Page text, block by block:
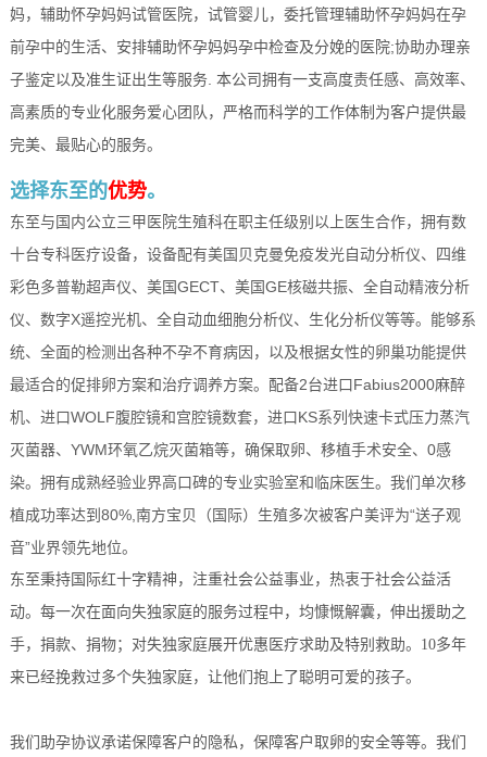
妈，辅助怀孕妈妈试管医院，试管婴儿，委托管理辅助怀孕妈妈在孕
前孕中的生活、安排辅助怀孕妈妈孕中检查及分娩的医院;协助办理亲
子鉴定以及准生证出生等服务. 本公司拥有一支高度责任感、高效率、
高素质的专业化服务爱心团队，严格而科学的工作体制为客户提供最
完美、最贴心的服务。
选择东至的优势。
东至与国内公立三甲医院生殖科在职主任级别以上医生合作，拥有数
十台专科医疗设备，设备配有美国贝克曼免疫发光自动分析仪、四维
彩色多普勒超声仪、美国GECT、美国GE核磁共振、全自动精液分析
仪、数字X遥控光机、全自动血细胞分析仪、生化分析仪等等。能够系
统、全面的检测出各种不孕不育病因，以及根据女性的卵巢功能提供
最适合的促排卵方案和治疗调养方案。配备2台进口Fabius2000麻醉
机、进口WOLF腹腔镜和宫腔镜数套，进口KS系列快速卡式压力蒸汽
灭菌器、YWM环氧乙烷灭菌箱等，确保取卵、移植手术安全、0感
染。拥有成熟经验业界高口碑的专业实验室和临床医生。我们单次移
植成功率达到80%,南方宝贝（国际）生殖多次被客户美评为“送子观
音”业界领先地位。
东至秉持国际红十字精神，注重社会公益事业，热衷于社会公益活
动。每一次在面向失独家庭的服务过程中，均慷慨解囊，伸出援助之
手，捐款、捐物；对失独家庭展开优惠医疗求助及特别救助。10多年
来已经挽救过多个失独家庭，让他们抱上了聪明可爱的孩子。
我们助孕协议承诺保障客户的隐私，保障客户取卵的安全等等。我们